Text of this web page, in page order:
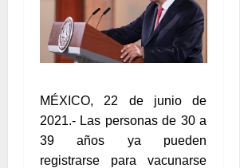
MÉXICO, 22 de junio de
2021.- Las personas de 30 a
39 años ya pueden
registrarse para vacunarse